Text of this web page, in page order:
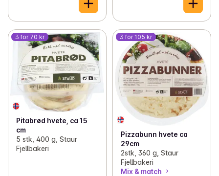
3 for 70 kr
Pitabrød hvete, ca 15
cm
5 stk, 400 g, Staur
Fjellbakeri
3 for 105 kr
Pizzabunn hvete ca
29cm
2stk, 360 g, Staur
Fjellbakeri
Mix & match